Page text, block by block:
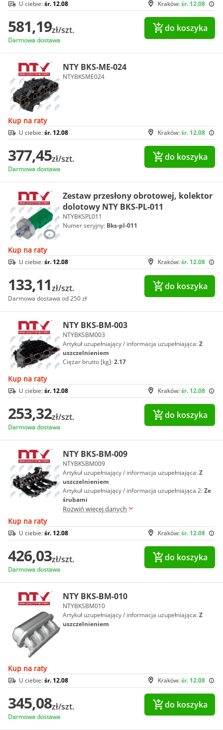
Kraków:śr. 12.08
U ciebie:śr. 12.08
581,19zł/szt.
Darmowa dostawa
do koszyka
NTY BKS-ME-024
NTYBKSME024
Kup na raty
Kraków:śr. 12.08
U ciebie:śr. 12.08
377,45zł/szt.
Darmowa dostawa
do koszyka
Zestaw przesłony obrotowej, kolektor
dolotowy NTY BKS-PL-011
NTYBKSPL011
Numer seryjny: Bks-pl-011
Kup na raty
Kraków:śr. 12.08
U ciebie:śr. 12.08
133,11zł/szt.
Darmowa dostawa od 250 zł
do koszyka
NTY BKS-BM-003
NTYBKSBM003
Artykuł uzupełniający / informacja uzupełniająca:Z
uszczelnieniem
Ciężar brutto [kg]:2.17
Kup na raty
Kraków:śr. 12.08
U ciebie:śr. 12.08
253,32zł/szt.
Darmowa dostawa
do koszyka
NTY BKS-BM-009
NTYBKSBM009
Artykuł uzupełniający / informacja uzupełniająca:Z
uszczelnieniem
Artykuł uzupełniający / informacja uzupełniająca 2:Ze
śrubami
Rozwiń więcej danych
Kup na raty
Kraków:śr. 12.08
U ciebie:śr. 12.08
426,03zł/szt.
Darmowa dostawa
do koszyka
NTY BKS-BM-010
NTYBKSBM010
Artykuł uzupełniający / informacja uzupełniająca:Z
uszczelnieniem
Kup na raty
Kraków:śr. 12.08
U ciebie:śr. 12.08
345,08zł/szt.
Darmowa dostawa
do koszyka